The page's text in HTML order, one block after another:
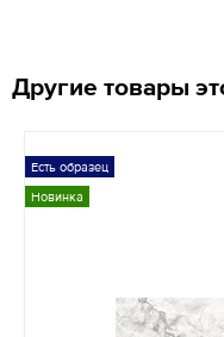
Другие товары
Есть образец
Новинка